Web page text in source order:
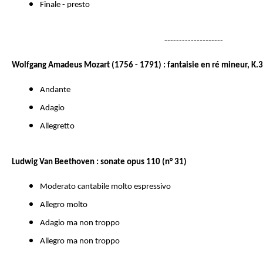
Finale - presto
--------------------
Wolfgang Amadeus Mozart (1756 - 1791) : fantaisie en ré mineur,
Andante
Adagio
Allegretto
Ludwig Van Beethoven : sonate opus 110 (n° 31)
Moderato cantabile molto espressivo
Allegro molto
Adagio ma non troppo
Allegro ma non troppo